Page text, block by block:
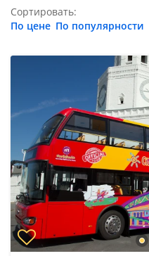
Сортировать:
По цене По популярности